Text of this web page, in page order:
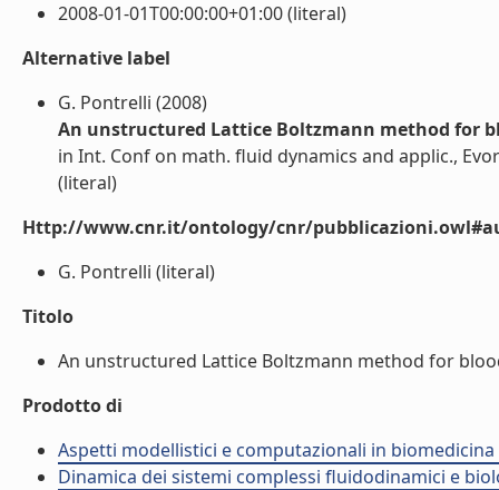
2008-01-01T00:00:00+01:00 (literal)
Alternative label
G. Pontrelli (2008)
An unstructured Lattice Boltzmann method for
in Int. Conf on math. fluid dynamics and applic.,
(literal)
Http://www.cnr.it/ontology/cnr/
G. Pontrelli (literal)
Titolo
An unstructured Lattice Boltzmann method for
Prodotto di
Aspetti modellistici e computazionali in biomedicina
Dinamica dei sistemi complessi fluidodinamici e